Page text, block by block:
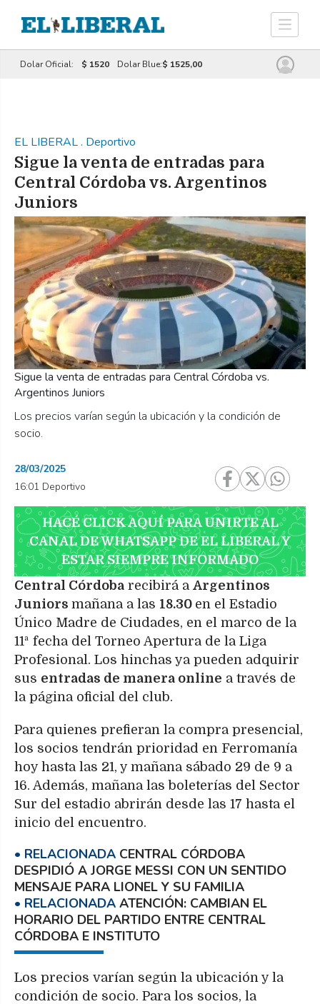
Dolar Oficial: $ 1520 Dolar Blue:$ 1525,00
EL LIBERAL. Deportivo
Sigue la venta de entradas para
Central Córdoba vs. Argentinos
Juniors
Los precios varían según la ubicación y la condición de
socio.
Sigue la venta de entradas para Central Córdoba vs.
Argentinos Juniors
28/03/2025
16:01 Deportivo
HACÉ CLICK AQUÍ PARA UNIRTE AL
CANAL DE WHATSAPP DE EL LIBERAL Y
ESTAR SIEMPRE INFORMADO
Central Córdoba recibirá a Argentinos
Juniors mañana a las 18.30 en el Estadio
Único Madre de Ciudades, en el marco de la
11ª fecha del Torneo Apertura de la Liga
Profesional. Los hinchas ya pueden adquirir
sus entradas de manera online a través de
la página oficial del club.
Para quienes prefieran la compra presencial,
los socios tendrán prioridad en Ferromanía
hoy hasta las 21, y mañana sábado 29 de 9 a
16. Además, mañana las boleterías del Sector
Sur del estadio abrirán desde las 17 hasta el
inicio del encuentro.
CENTRAL CÓRDOBA
DESPIDIÓ A JORGE MESSI CON UN SENTIDO
MENSAJE PARA LIONEL Y SU FAMILIA
ATENCIÓN: CAMBIAN EL
HORARIO DEL PARTIDO ENTRE CENTRAL
CÓRDOBA E INSTITUTO
Los precios varían según la ubicación y la
condición de socio. Para los socios, la